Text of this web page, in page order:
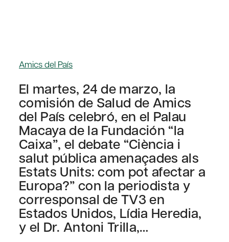
Amics del País
El martes, 24 de marzo, la
comisión de Salud de Amics
del País celebró, en el Palau
Macaya de la Fundación “la
Caixa”, el debate “Ciència i
salut pública amenaçades als
Estats Units: com pot afectar a
Europa?” con la periodista y
corresponsal de TV3 en
Estados Unidos, Lídia Heredia,
y el Dr. Antoni Trilla,…